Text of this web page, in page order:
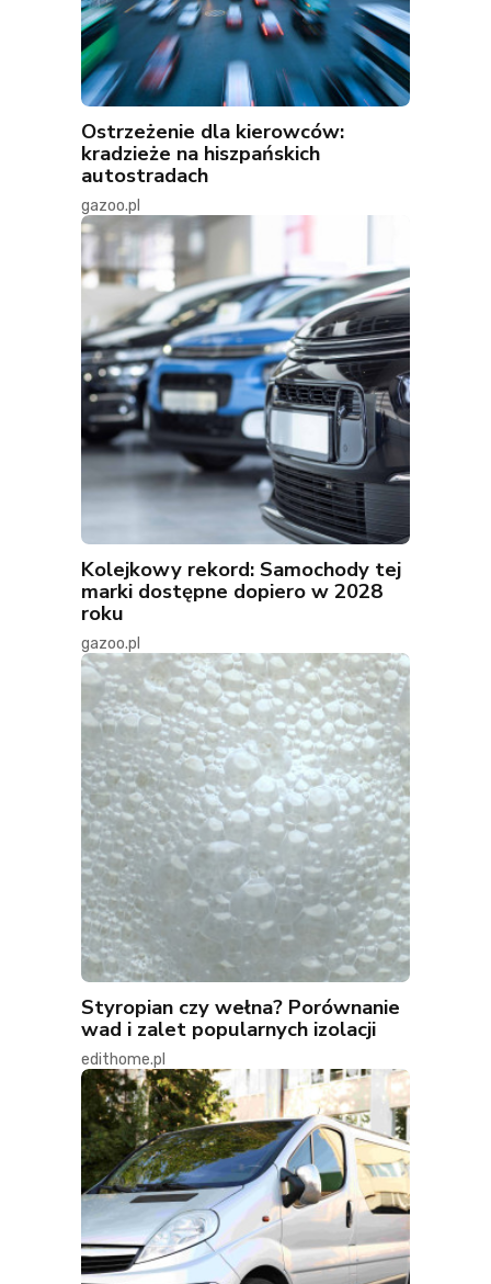
Ostrzeżenie dla kierowców:
kradzieże na hiszpańskich
autostradach
gazoo.pl
Kolejkowy rekord: Samochody tej
marki dostępne dopiero w 2028
roku
gazoo.pl
Styropian czy wełna? Porównanie
wad i zalet popularnych izolacji
edithome.pl